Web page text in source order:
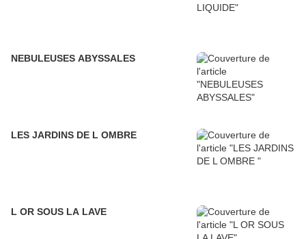
NEBULEUSES ABYSSALES
LES JARDINS DE L OMBRE
L OR SOUS LA LAVE